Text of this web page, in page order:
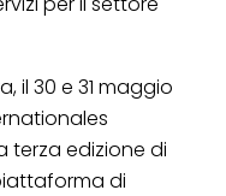
il 30 e 31 maggio
terza edizione di
di